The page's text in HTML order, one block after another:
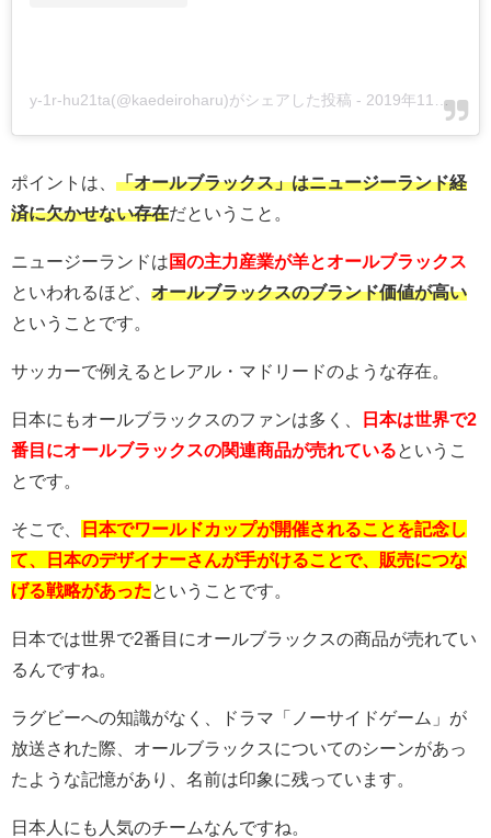
y-1r-hu21ta(@kaedeiroharu)がシェアした投稿 - 2019年11月月5日午前5時44分PST
ポイントは、 「オールブラックス」はニュージーランド経
済に欠かせない存在だということ。
ニュージーランドは 国の主力産業が羊とオールブラックス
といわれるほど、 オールブラックスのブランド価値が高い
ということです。
サッカーで例えるとレアル・マドリードのような存在。
日本にもオールブラックスのファンは多く、
日本は世界で2
番目にオールブラックスの関連商品が売れている というこ
とです。
そこで、
日本でワールドカップが開催されることを記念し
て、日本のデザイナーさんが手がけることで、販売につな
げる戦略があった ということです。
日本では世界で2番目にオールブラックスの商品が売れてい
るんですね。
ラグビーへの知識がなく、ドラマ「ノーサイドゲーム」が
放送された際、オールブラックスについてのシーンがあっ
たような記憶があり、名前は印象に残っています。
日本人にも人気のチームなんですね。